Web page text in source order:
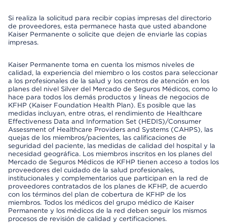
Si realiza la solicitud para recibir copias impresas del directorio
de proveedores, esta permanece hasta que usted abandone
Kaiser Permanente o solicite que dejen de enviarle las copias
impresas.
Kaiser Permanente toma en cuenta los mismos niveles de
calidad, la experiencia del miembro o los costos para seleccionar
a los profesionales de la salud y los centros de atención en los
planes del nivel Silver del Mercado de Seguros Médicos, como lo
hace para todos los demás productos y líneas de negocios de
KFHP (Kaiser Foundation Health Plan). Es posible que las
medidas incluyan, entre otras, el rendimiento de Healthcare
Effectiveness Data and Information Set (HEDIS)/Consumer
Assessment of Healthcare Providers and Systems (CAHPS), las
quejas de los miembros/pacientes, las calificaciones de
seguridad del paciente, las medidas de calidad del hospital y la
necesidad geográfica. Los miembros inscritos en los planes del
Mercado de Seguros Médicos de KFHP tienen acceso a todos los
proveedores del cuidado de la salud profesionales,
institucionales y complementarios que participan en la red de
proveedores contratados de los planes de KFHP, de acuerdo
con los términos del plan de cobertura de KFHP de los
miembros. Todos los médicos del grupo médico de Kaiser
Permanente y los médicos de la red deben seguir los mismos
procesos de revisión de calidad y certificaciones.